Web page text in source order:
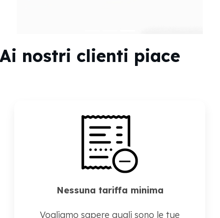
Ai nostri clienti piace
Nessuna tariffa minima
Vogliamo sapere quali sono le tue